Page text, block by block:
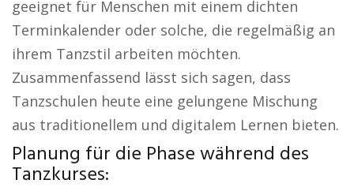
geeignet für Menschen mit einem dichten
Terminkalender oder solche, die regelmäßig an
ihrem Tanzstil arbeiten möchten.
Zusammenfassend lässt sich sagen, dass
Tanzschulen heute eine gelungene Mischung
aus traditionellem und digitalem Lernen bieten.
Planung für die Phase während des
Tanzkurses: